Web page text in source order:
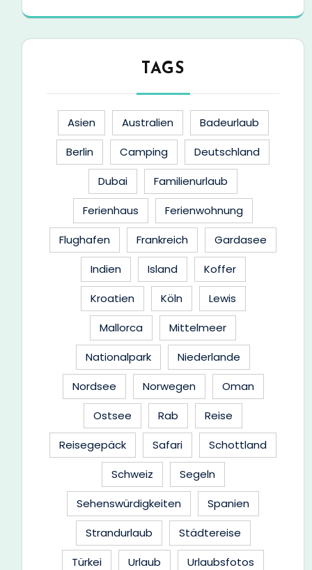
TAGS
Asien Australien
Badeurlaub
Berlin
Camping
Deutschland
Dubai
Familienurlaub
Ferienhaus
Ferienwohnung
Flughafen
Frankreich
Gardasee
Indien
Island
Koffer
Kroatien
Köln
Lewis
Mallorca
Mittelmeer
Nationalpark
Niederlande
Nordsee
Norwegen
Oman
Ostsee
Rab
Reise
Reisegepäck
Safari
Schottland
Schweiz
Segeln
Sehenswürdigkeiten
Spanien
Strandurlaub
Städtereise
Türkei
Urlaub
Urlaubsfotos